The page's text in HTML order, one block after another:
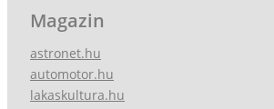
Magazin
astronet.hu
automotor.hu
lakaskultura.hu